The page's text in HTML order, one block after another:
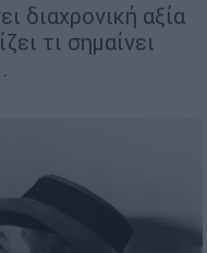
διαχρονική αξία
τι σημαίνει